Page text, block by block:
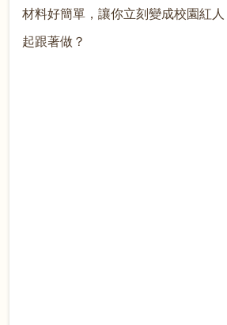
材料好簡單，讓你立刻變成校園紅
起跟著做？